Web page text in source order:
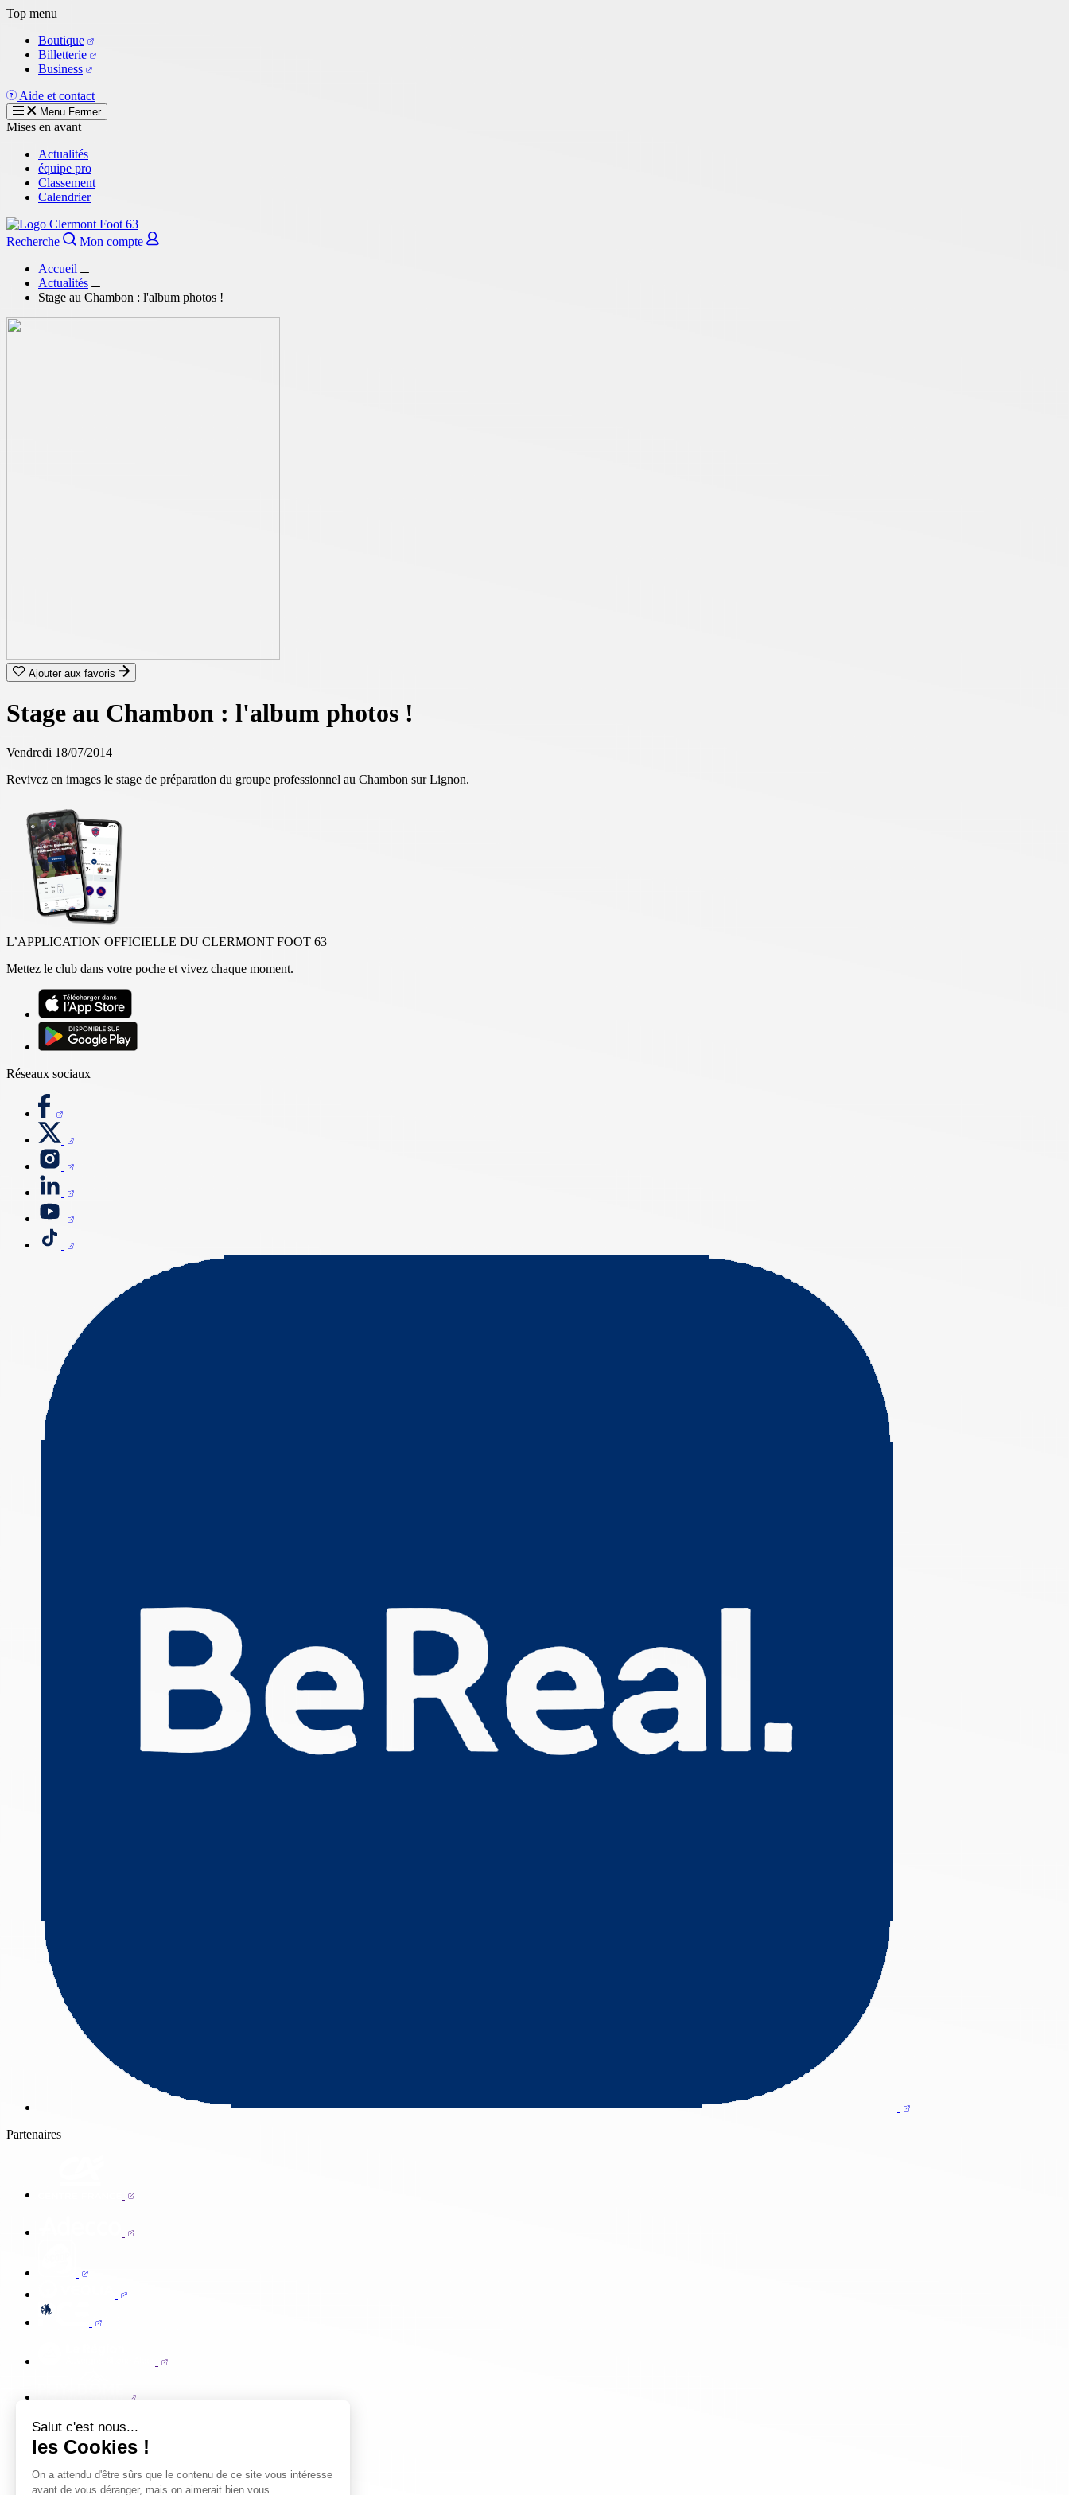
Salut c'est nous...
les Cookies !
On a attendu d'être sûrs que le contenu de ce site vous intéresse
avant de vous déranger, mais on aimerait bien vous
Aller
contenu
principal
Top menu
Boutique
Billetterie
Business
Aide et contact
Menu Fermer
Mises en avant
Actualités
équipe pro
Classement
Calendrier
Recherche
Mon compte
Accueil
Actualités
Stage au Chambon : l'album photos !
Ajouter aux favoris
Stage au Chambon : l'album photos !
Vendredi 18/07/2014
Revivez en images le stage de préparation du groupe professionnel au Chambon sur Lignon.
L’APPLICATION OFFICIELLE DU CLERMONT FOOT 63
Mettez le club dans votre poche et vivez chaque moment.
Réseaux sociaux
Partenaires